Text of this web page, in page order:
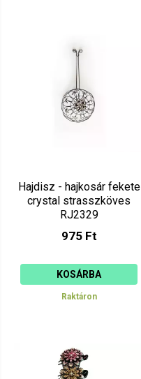
Hajdisz - hajkosár fekete
crystal strasszköves
RJ2329
975 Ft
KOSÁRBA
Raktáron